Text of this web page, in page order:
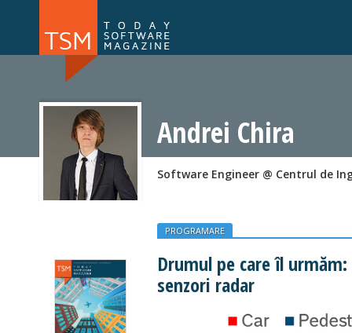
NOU
Andrei Chira
Software Engineer @ Centrul de
PROGRAMARE
Drumul pe care îl
senzori radar